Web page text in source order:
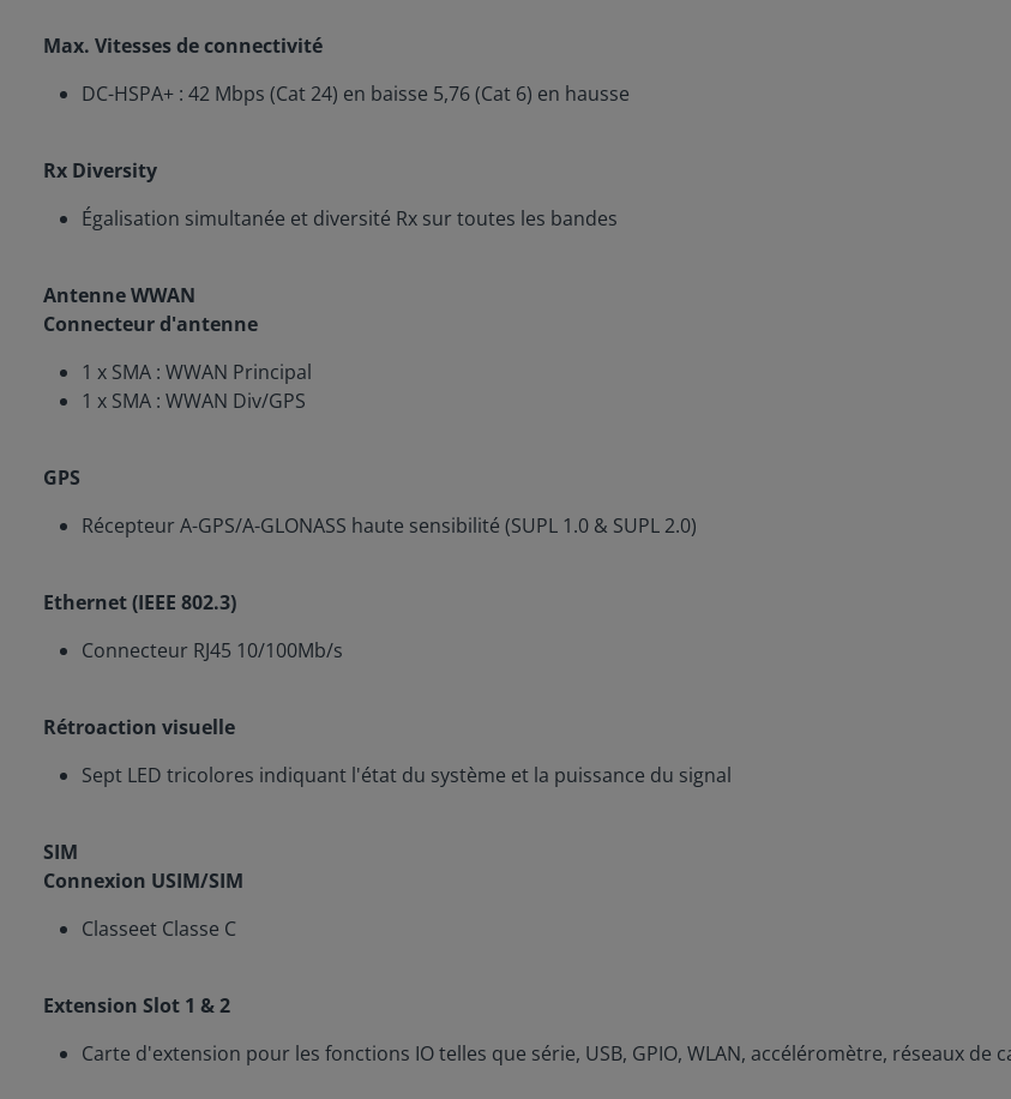
Max. Vitesses de connectivité
DC-HSPA+ : 42 Mbps (Cat 24) en baisse 5,76 (Cat 6) en hausse
Rx Diversity
Égalisation simultanée et diversité Rx sur toutes les bandes
Antenne WWAN
Connecteur d'antenne
1 x SMA : WWAN Principal
1 x SMA : WWAN Div/GPS
GPS
Récepteur A-GPS/A-GLONASS haute sensibilité (SUPL 1.0 & SUPL 2.0)
Ethernet (IEEE 802.3)
Connecteur RJ45 10/100Mb/s
Rétroaction visuelle
Sept LED tricolores indiquant l'état du système et la puissance du signal
SIM
Connexion USIM/SIM
Classeet Classe C
Extension Slot 1 & 2
Carte d'extension pour les fonctions IO telles que série, USB, GPIO, WLAN, accéléromètre, réseaux de